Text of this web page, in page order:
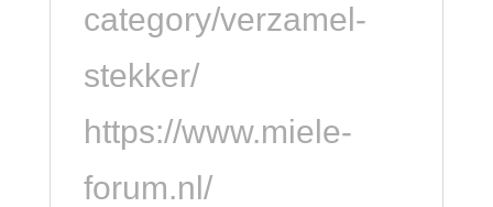
category/verzamel-
stekker/
https://www.miele-
forum.nl/